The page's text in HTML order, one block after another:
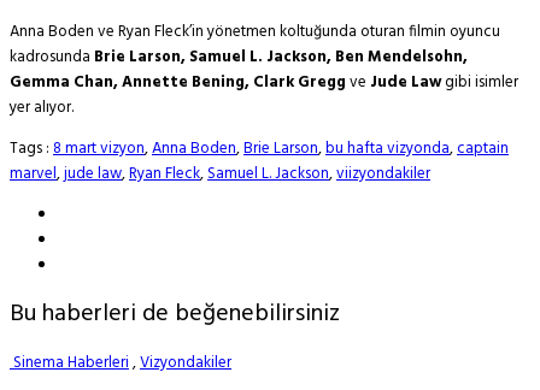
Anna Boden ve Ryan Fleck’in yönetmen koltuğunda oturan filmin oyuncu
kadrosunda Brie Larson, Samuel L. Jackson, Ben Mendelsohn,
Gemma Chan, Annette Bening, Clark Greggve Jude Lawgibi isimler
yer alıyor.
Tags :8 mart vizyon,Anna Boden,Brie Larson,bu hafta vizyonda,captain
marvel,jude law,Ryan Fleck,Samuel L. Jackson,viizyondakiler
Bu haberleri de beğenebilirsiniz
Sinema Haberleri,Vizyondakiler